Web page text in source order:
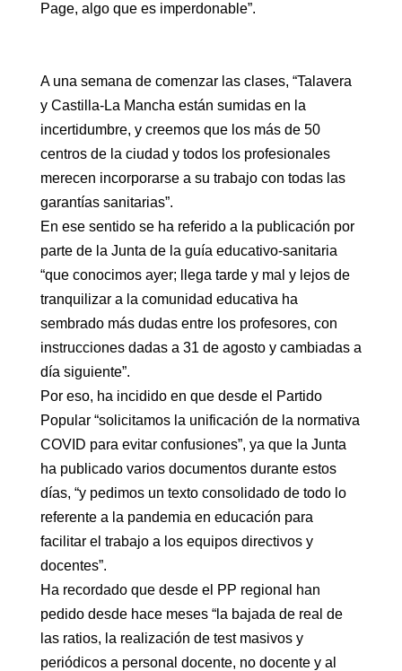
Page, algo que es imperdonable”.
A una semana de comenzar las clases, “Talavera
y Castilla-La Mancha están sumidas en la
incertidumbre, y creemos que los más de 50
centros de la ciudad y todos los profesionales
merecen incorporarse a su trabajo con todas las
garantías sanitarias”.
En ese sentido se ha referido a la publicación por
parte de la Junta de la guía educativo-sanitaria
“que conocimos ayer; llega tarde y mal y lejos de
tranquilizar a la comunidad educativa ha
sembrado más dudas entre los profesores, con
instrucciones dadas a 31 de agosto y cambiadas a
día siguiente”.
Por eso, ha incidido en que desde el Partido
Popular “solicitamos la unificación de la normativa
COVID para evitar confusiones”, ya que la Junta
ha publicado varios documentos durante estos
días, “y pedimos un texto consolidado de todo lo
referente a la pandemia en educación para
facilitar el trabajo a los equipos directivos y
docentes”.
Ha recordado que desde el PP regional han
pedido desde hace meses “la bajada de real de
las ratios, la realización de test masivos y
periódicos a personal docente, no docente y al